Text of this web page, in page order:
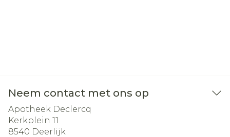
Neem contact met ons op
Apotheek Declercq
Kerkplein 11
8540 Deerlijk